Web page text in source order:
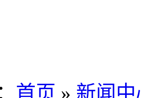
首页 » 新闻中